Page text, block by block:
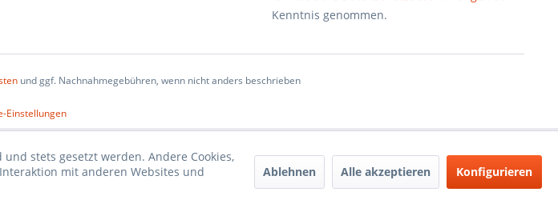
Kenntnis genommen.
und ggf. Nachnahmegebühren, wenn nicht anders beschrieben
Einstellungen
stets gesetzt werden. Andere Cookies,
mit anderen Websites und
Ablehnen Alle akzeptieren Konfigurieren